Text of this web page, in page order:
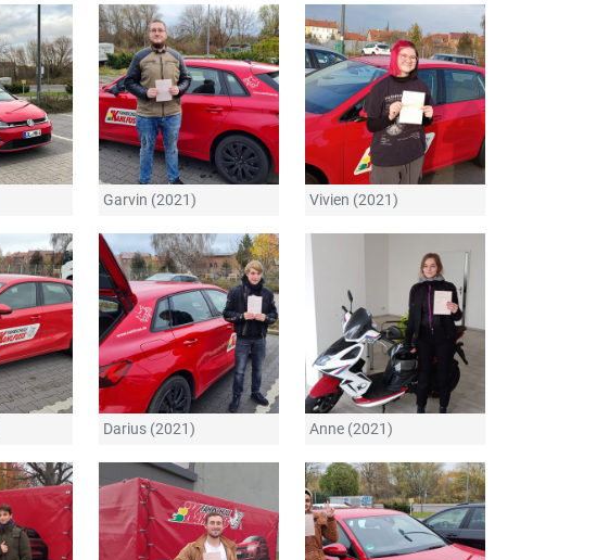
Garvin (2021) Vivien (2021)
Darius (2021) Anne (2021)